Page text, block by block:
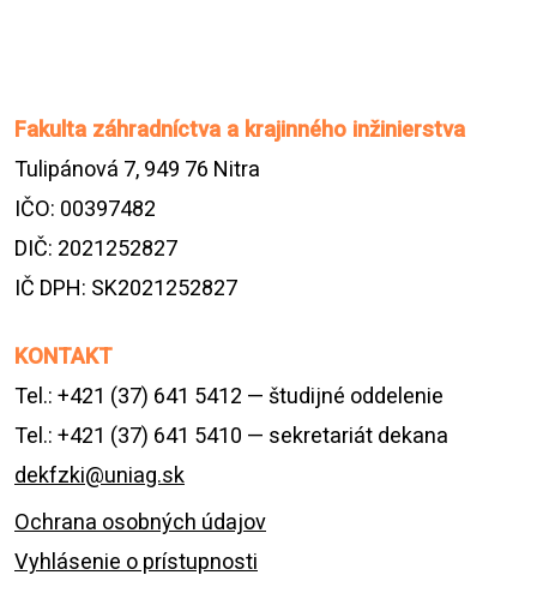
Fakulta záhradníctva a krajinného inžinierstva
Tulipánová 7, 949 76 Nitra
IČO: 00397482
DIČ: 2021252827
IČ DPH: SK2021252827
KONTAKT
Tel.: +421 (37) 641 5412 — študijné oddelenie
Tel.: +421 (37) 641 5410 — sekretariát dekana
dekfzki@uniag.sk
Ochrana osobných údajov
Vyhlásenie o prístupnosti